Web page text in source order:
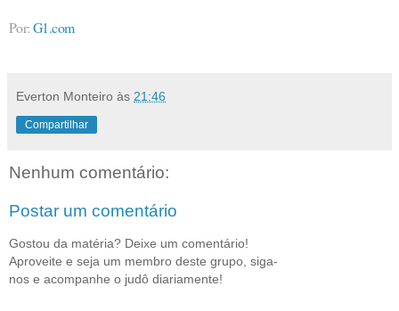
Por:G1.com
Everton Monteiro às 21:46
Compartilhar
Nenhum comentário:
Postar um comentário
Gostou da matéria? Deixe um comentário!
Aproveite e seja um membro deste grupo, siga-
nos e acompanhe o judô diariamente!